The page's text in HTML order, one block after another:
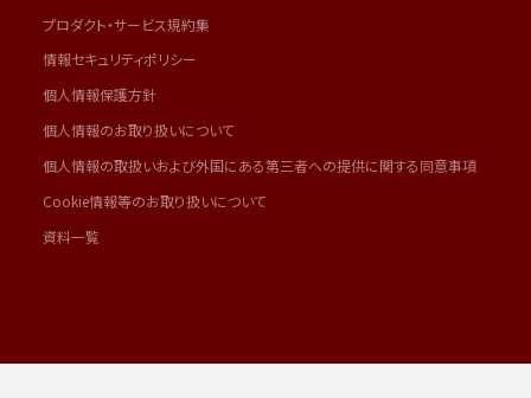
プロダクト・サービス規約集
情報セキュリティポリシー
個人情報保護方針
個人情報のお取り扱いについて
個人情報の取扱いおよび外国にある第三者への提供に関する同意事項
Cookie情報等のお取り扱いについて
資料一覧